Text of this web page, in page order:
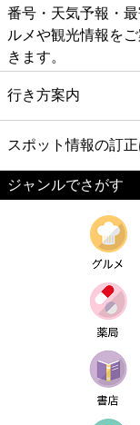
番号・天気予報・
ルメや観光情報を
きます。
行き方案内
スポット情報の訂
ジャンルでさがす